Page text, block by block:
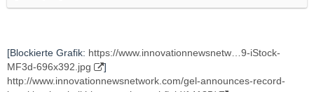
[Blockierte Grafik: https://www.innovationnewsnetw…9-iStock-
MF3d-696x392.jpg
]
http://www.innovationnewsnetwork.com/gel-announces-record-